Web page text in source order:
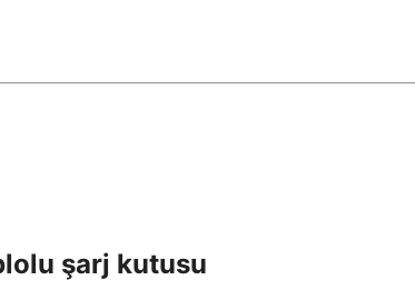
şarj kutusu